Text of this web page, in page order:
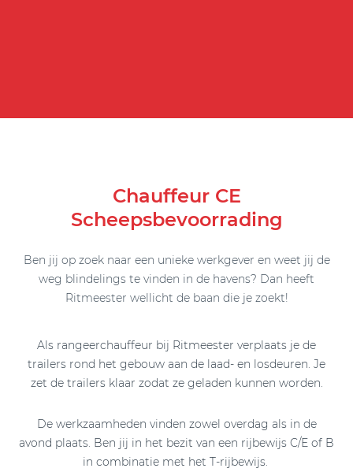
Chauffeur CE
Scheepsbevoorrading
Ben jij op zoek naar een unieke werkgever en weet jij de
weg blindelings te vinden in de havens? Dan heeft
Ritmeester wellicht de baan die je zoekt!
Als rangeerchauffeur bij Ritmeester verplaats je de
trailers rond het gebouw aan de laad- en losdeuren. Je
zet de trailers klaar zodat ze geladen kunnen worden.
De werkzaamheden vinden zowel overdag als in de
avond plaats. Ben jij in het bezit van een rijbewijs C/E of B
in combinatie met het T-rijbewijs.